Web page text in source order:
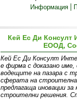
Информация
Кей Ес Ди Консулт
ЕООД,
Кей Ес Ди Консулт
е фирма с доказано име,
водещите на пазара с
сферата на
предлагаща иновации за
строителни решения.